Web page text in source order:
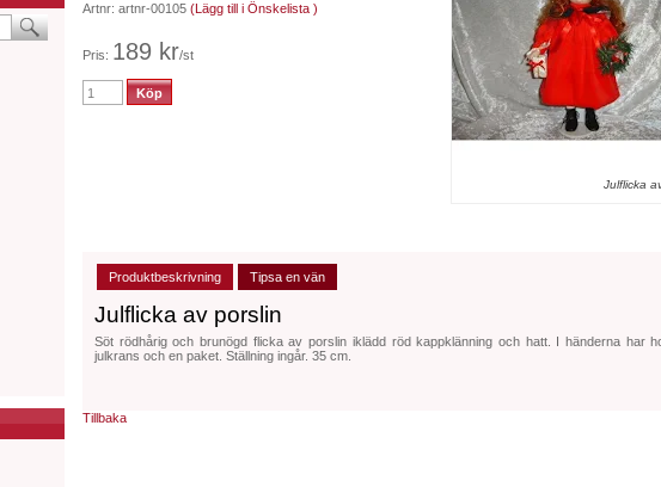
Artnr: artnr-00105 (Lägg till i Önskelista )
Pris: 189 kr/st
Julflicka
Produktbeskrivning Tipsa en vän
Julflicka av porslin
Söt rödhårig och brunögd flicka av porslin iklädd röd kappklänning och hatt. I händerna har
julkrans och en paket. Ställning ingår. 35 cm.
Tillbaka